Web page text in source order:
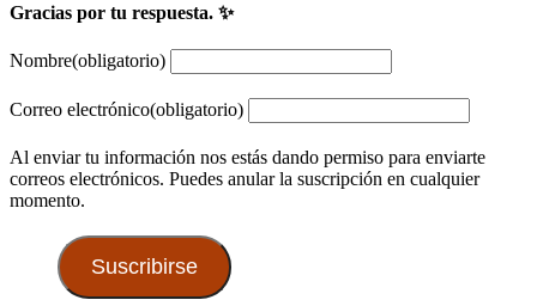
Gracias por tu respuesta. ✨
Nombre(obligatorio)
Correo electrónico(obligatorio)
Al enviar tu información nos estás dando permiso para enviarte
correos electrónicos. Puedes anular la suscripción en cualquier
momento.
Suscribirse